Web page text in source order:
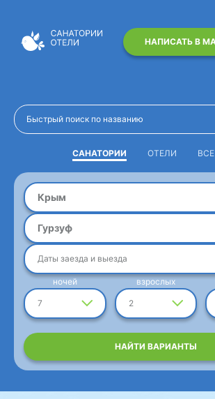
НАПИСАТЬ В
САНАТОРИИ ОТЕЛИ
Крым
Гурзуф
Даты заезда и выезда
7
ночей
2
взрослых
НАЙТИ ВАРИАНТЫ